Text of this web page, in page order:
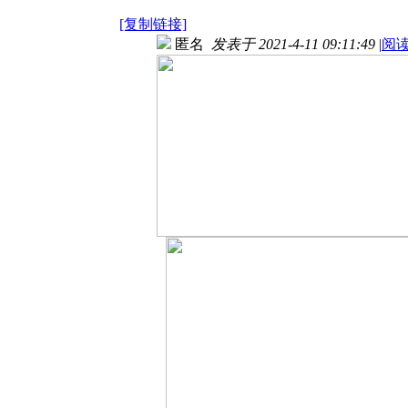
[复制链接]
匿名 发表于 2021-4-11 09:11:49 |阅